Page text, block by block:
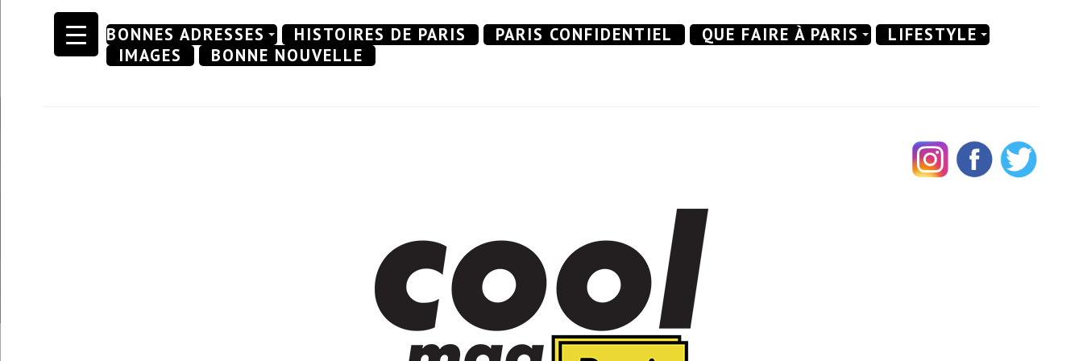
Skip
BONNES ADRESSES HISTOIRES DE PARIS PARIS CONFIDENTIEL QUE FAIRE À PARIS
LIFESTYLE
IMAGES
BONNE NOUVELLE